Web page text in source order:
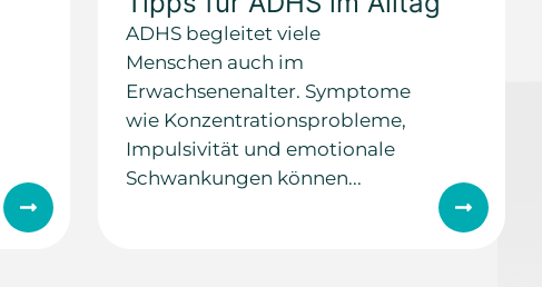
ADHS begleitet viele
Menschen auch im
Erwachsenenalter. Symptome
wie Konzentrationsprobleme,
Impulsivität und emotionale
Schwankungen können...